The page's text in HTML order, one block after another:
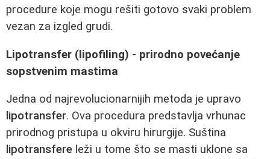
procedure koje mogu rešiti gotovo svaki problem
vezan za izgled grudi.
Lipotransfer (lipofiling) - prirodno povećanje
sopstvenim mastima
Jedna od najrevolucionarnijih metoda je upravo
lipotransfer. Ova procedura predstavlja vrhunac
prirodnog pristupa u okviru hirurgije. Suština
lipotransfere leži u tome što se masti uklone sa